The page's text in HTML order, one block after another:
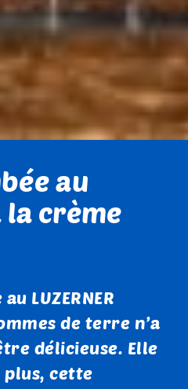
au
crème
LUZERNER
de terre n’a
délicieuse. Elle
plus, cette